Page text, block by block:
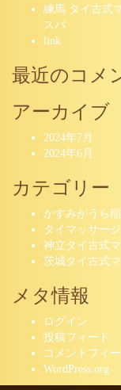
練馬 タイ古式
スパ
link
最近のコメ
アーカイブ
2024年7月
2024年6月
カテゴリー
かすみがうら
タイマッサージ
神立タイ古式
茨城タイ古式
メタ情報
ログイン
投稿フィード
コメントフィ
WordPress.org